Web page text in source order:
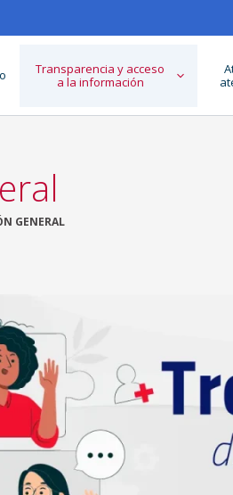
Transparencia y acceso
a la información
GENERAL